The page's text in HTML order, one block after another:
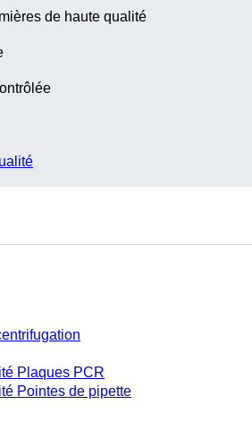
de haute qualité
Plaques PCR
Pointes de pipette